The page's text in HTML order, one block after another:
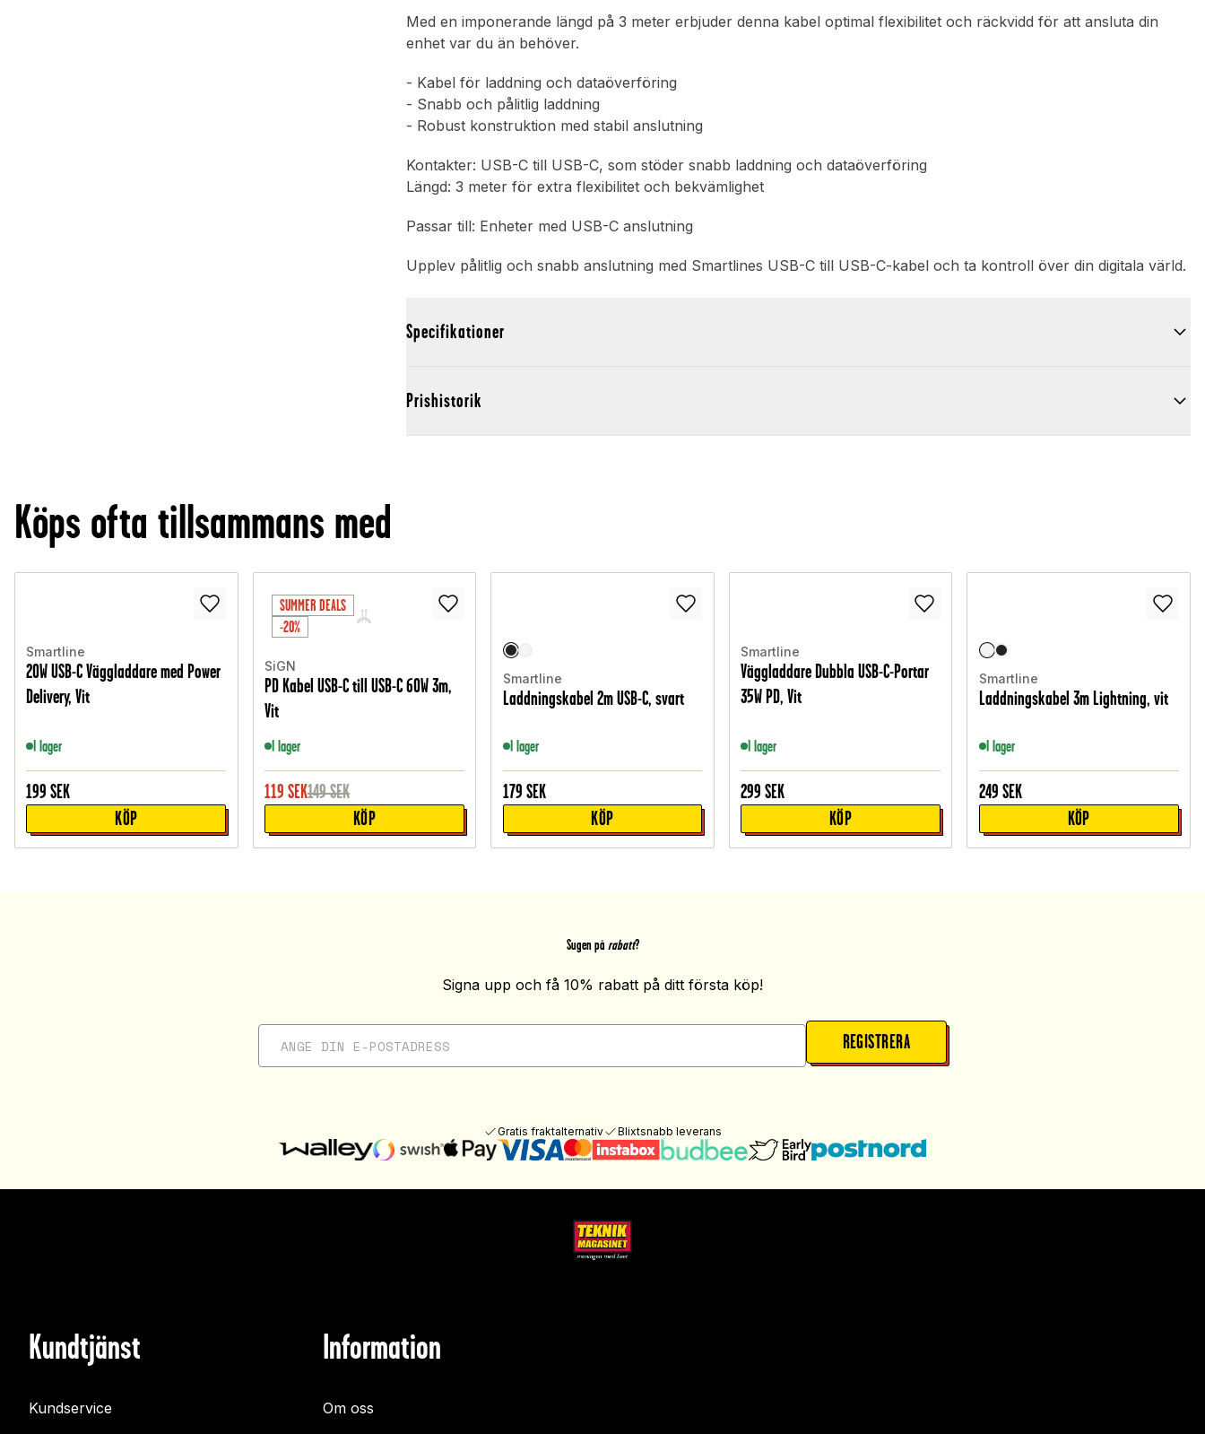
Med en imponerande längd på 3 meter erbjuder denna kabel optimal flexibilitet och räckvidd för att ansluta din
enhet var du än behöver.
- Kabel för laddning och dataöverföring
- Snabb och pålitlig laddning
- Robust konstruktion med stabil anslutning
Kontakter: USB-C till USB-C, som stöder snabb laddning och dataöverföring
Längd: 3 meter för extra flexibilitet och bekvämlighet
Passar till: Enheter med USB-C anslutning
Upplev pålitlig och snabb anslutning med Smartlines USB-C till USB-C-kabel och ta kontroll över din digitala värld.
Specifikationer
Prishistorik
Köps ofta tillsammans med
Smartline
20W USB-C Väggladdare med Power
Delivery, Vit
I lager
199 SEK
KÖP
SUMMER DEALS
-20%
SiGN
PD Kabel USB-C till USB-C 60W 3m,
Vit
I lager
119 SEK149SEK
KÖP
Smartline
Laddningskabel 2m USB-C, svart
I lager
179 SEK
KÖP
Smartline
Väggladdare Dubbla USB-C-Portar
35W PD, Vit
I lager
299 SEK
KÖP
Smartline
Laddningskabel 3m Lightning, vit
I lager
249 SEK
KÖP
Sugen på rabatt?
Signa upp och få 10% rabatt på ditt första köp!
REGISTRERA
Gratis fraktalternativ Blixtsnabb leverans
Kundtjänst
Kundservice
Information
Om oss